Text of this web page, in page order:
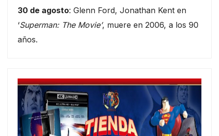
30 de agosto: Glenn Ford, Jonathan Kent en
‘Superman: The Movie’, muere en 2006, a los 90
años.